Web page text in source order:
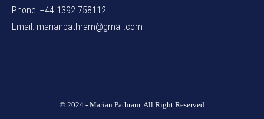
Phone: +44 1392 758112
Email: marianpathram@gmail.com
© 2024 - Marian Pathram. All Right Reserved